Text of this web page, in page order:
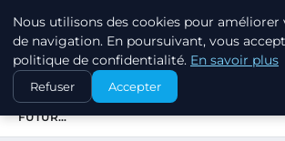
EXXON CLIMATE
ACCUEIL
ÉNERGIES RENOUVELABLES
BILAN CARBONE ET ÉNERGIES
FUTUR…
Nous utilisons des cookies pour améliorer
de navigation. En poursuivant, vous
politique de confidentialité. En savoir plus
Refuser Accepter